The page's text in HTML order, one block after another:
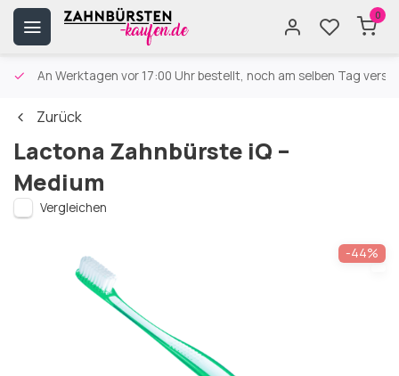
0
An Werktagen vor 17:00 Uhr bestellt, noch am selben Tag
Zurück
Lactona Zahnbürste iQ –
Medium
Vergleichen
-44%